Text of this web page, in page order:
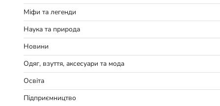
Міфи та легенди
Наука та природа
Новини
Одяг, взуття, аксесуари та мода
Освіта
Підприємництво